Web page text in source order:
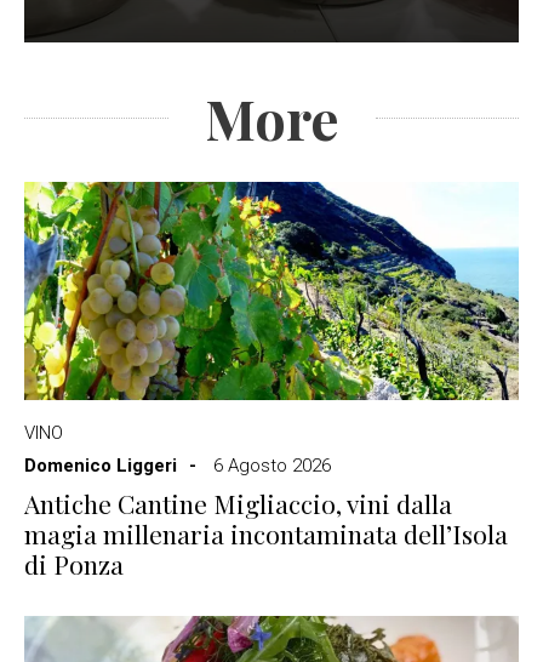
More
VINO
Domenico Liggeri
6 Agosto 2026
Antiche Cantine Migliaccio, vini dalla
magia millenaria incontaminata dell’Isola
di Ponza